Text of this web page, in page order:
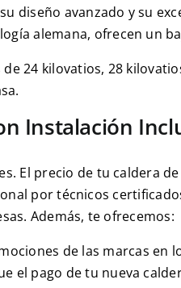
diseño avanzado y su
alemana, ofrecen un
24 kilovatios, 28
Instalación
El precio de tu caldera
por técnicos
Además, te ofrecemos:
de las marcas en
el pago de tu nueva